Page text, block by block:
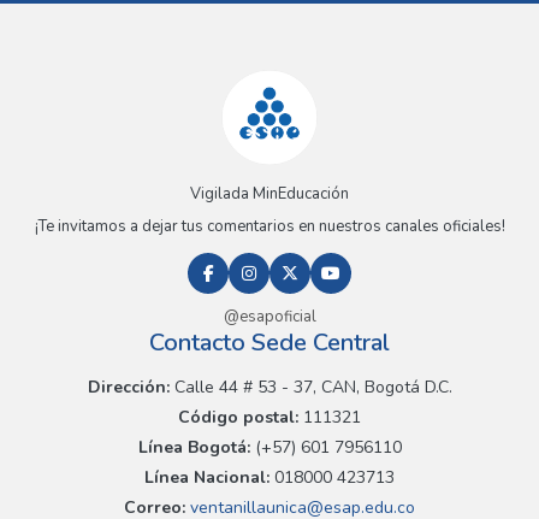
Vigilada MinEducación
¡Te invitamos a dejar tus comentarios en nuestros canales oficiales!
@esapoficial
Contacto Sede Central
Dirección:Calle 44 # 53 - 37, CAN, Bogotá D.C.
Código postal: 111321
Línea Bogotá:(+57) 601 7956110
Línea Nacional: 018000 423713
Correo: ventanillaunica@esap.edu.co